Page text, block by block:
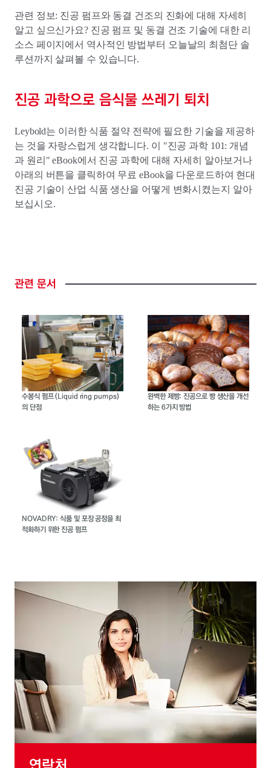
관련 정보: 진공 펌프와 동결 건조의 진화에 대해 자세히
알고 싶으신가요? 진공 펌프 및 동결 건조 기술에 대한 리
소스 페이지에서 역사적인 방법부터 오늘날의 최첨단 솔
루션까지 살펴볼 수 있습니다.
진공 과학으로 음식물 쓰레기 퇴치
Leybold는 이러한 식품 절약 전략에 필요한 기술을 제공하
는 것을 자랑스럽게 생각합니다. 이 "진공 과학 101: 개념
과 원리" eBook에서 진공 과학에 대해 자세히 알아보거나
아래의 버튼을 클릭하여 무료 eBook을 다운로드하여 현대
진공 기술이 산업 식품 생산을 어떻게 변화시켰는지 알아
보십시오.
관련 문서
수봉식 펌프 (Liquid ring pumps)
의 단점
완벽한 제빵: 진공으로 빵 생산을 개선
하는 6가지 방법
NOVADRY: 식품 및 포장 공정을 최
적화하기 위한 진공 펌프